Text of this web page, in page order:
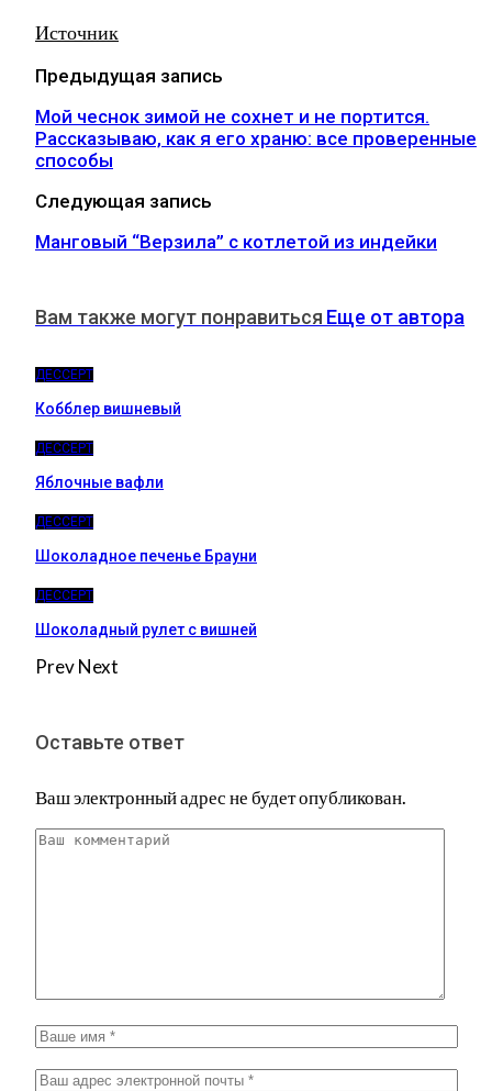
Источник
Предыдущая запись
Мой чеснок зимой не сохнет и не портится.
Рассказываю, как я его храню: все проверенные
способы
Следующая запись
Манговый “Верзила” с котлетой из индейки
Вам также могут понравиться Еще от автора
ДЕССЕРТ
Кобблер вишневый
ДЕССЕРТ
Яблочные вафли
ДЕССЕРТ
Шоколадное печенье Брауни
ДЕССЕРТ
Шоколадный рулет с вишней
PrevNext
Оставьте ответ
Ваш электронный адрес не будет опубликован.